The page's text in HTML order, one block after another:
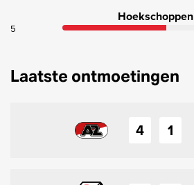
Hoekschoppen
5
Laatste ontmoetingen
4 1